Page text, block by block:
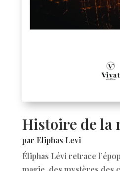
Histoire de la
par Eliphas Levi
Éliphas Lévi retrace